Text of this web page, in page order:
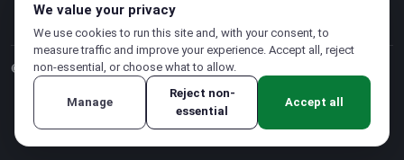
© 2026 CloudSigma Holding AG.版權所有.
隱私權政策·服務條款
We value your privacy
We use cookies to run this site and, with your consent, to
measure traffic and improve your experience. Accept all, reject
non-essential, or choose what to allow.
Manage
Reject non-
essential
Accept all